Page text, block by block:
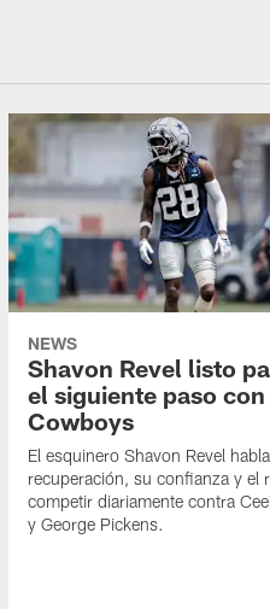
NEWS
Shavon Revel listo
el siguiente paso
Cowboys
El esquinero Shavon Revel
recuperación, su confianza y el
competir diariamente contra
y George Pickens.